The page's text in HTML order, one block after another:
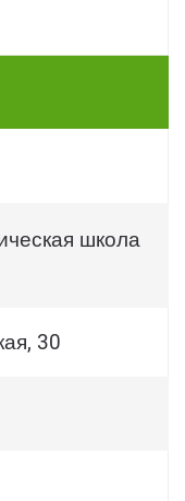
школа
30